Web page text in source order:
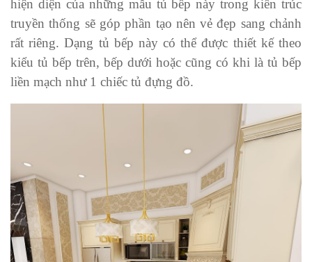
hiện diện của những mẫu tủ bếp này trong kiến trúc
truyền thống sẽ góp phần tạo nên vẻ đẹp sang chảnh
rất riêng. Dạng tủ bếp này có thể được thiết kế theo
kiểu tủ bếp trên, bếp dưới hoặc cũng có khi là tủ bếp
liền mạch như 1 chiếc tủ đựng đồ.